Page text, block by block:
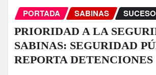
PORTADA SABINAS
PRIORIDAD A LA
SABINAS: SEGURIDAD
REPORTA DETENCIONES